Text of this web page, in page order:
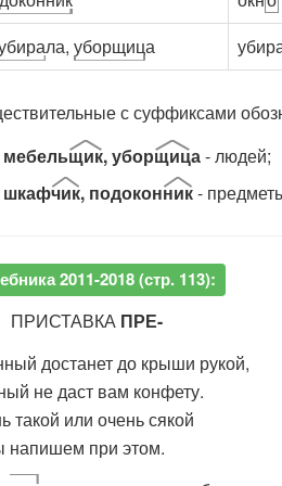
ла, уборщица
с суффиксами
мебельщик, уборщица- людей;
шкафчик, подоконник-
2011-2018 (стр. 113):
ПРИСТАВКА ПРЕ-
достанет до крыши рукой,
не даст вам конфету.
такой или очень сякой
напишем при этом.